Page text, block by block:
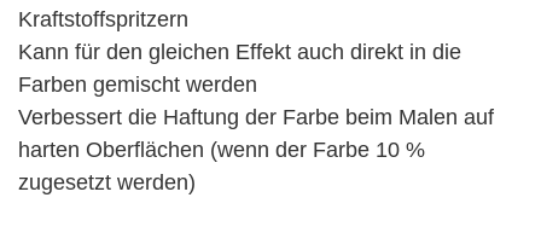
Kraftstoffspritzern
Kann für den gleichen Effekt auch direkt in die
Farben gemischt werden
Verbessert die Haftung der Farbe beim Malen auf
harten Oberflächen (wenn der Farbe 10 %
zugesetzt werden)